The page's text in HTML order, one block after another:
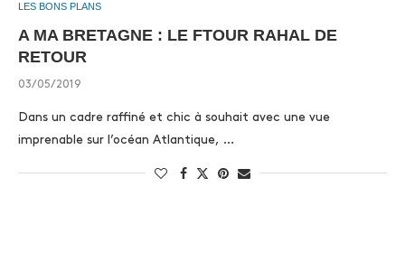
LES BONS PLANS
A MA BRETAGNE : LE FTOUR RAHAL DE
RETOUR
03/05/2019
Dans un cadre raffiné et chic à souhait avec une vue
imprenable sur l’océan Atlantique, …